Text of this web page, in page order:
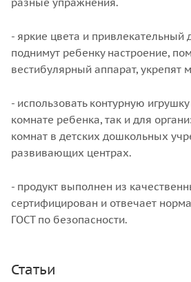
разные упражнения.
- яркие цвета и привлекательный
поднимут ребенку настроение,
вестибулярный аппарат,
- использовать контурную
комнате ребенка, так и для
комнат в детских дошкольных
развивающих центрах.
- продукт выполнен из
сертифицирован и отвечает
ГОСТ по безопасности.
Статьи